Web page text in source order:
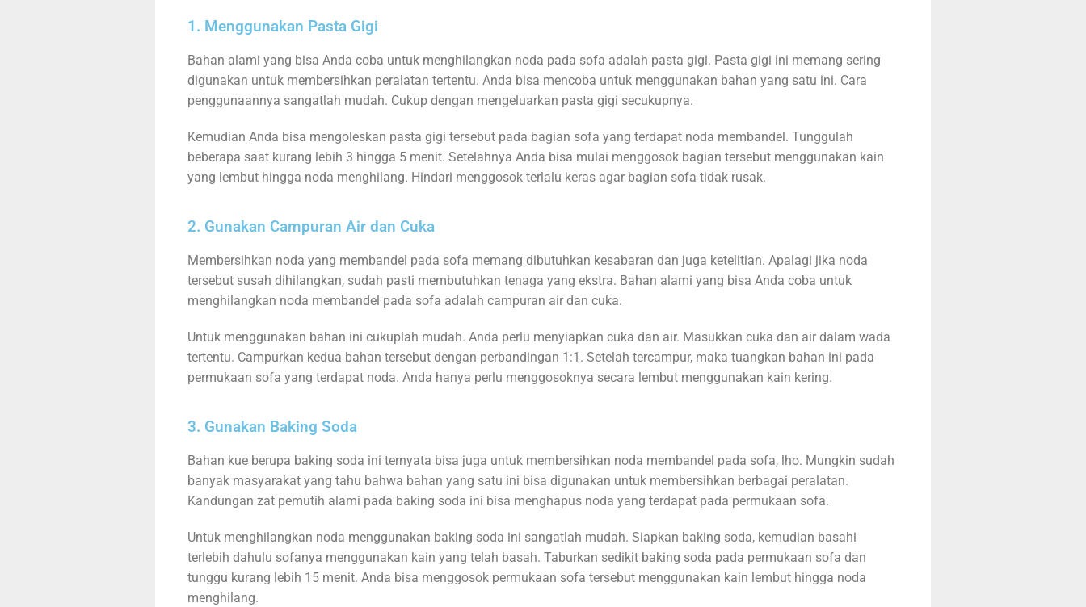
1. Menggunakan Pasta Gigi
Bahan alami yang bisa Anda coba untuk menghilangkan noda pada sofa adalah pasta gigi. Pasta gigi ini memang sering
digunakan untuk membersihkan peralatan tertentu. Anda bisa mencoba untuk menggunakan bahan yang satu ini. Cara
penggunaannya sangatlah mudah. Cukup dengan mengeluarkan pasta gigi secukupnya.
Kemudian Anda bisa mengoleskan pasta gigi tersebut pada bagian sofa yang terdapat noda membandel. Tunggulah
beberapa saat kurang lebih 3 hingga 5 menit. Setelahnya Anda bisa mulai menggosok bagian tersebut menggunakan kain
yang lembut hingga noda menghilang. Hindari menggosok terlalu keras agar bagian sofa tidak rusak.
2. Gunakan Campuran Air dan Cuka
Membersihkan noda yang membandel pada sofa memang dibutuhkan kesabaran dan juga ketelitian. Apalagi jika noda
tersebut susah dihilangkan, sudah pasti membutuhkan tenaga yang ekstra. Bahan alami yang bisa Anda coba untuk
menghilangkan noda membandel pada sofa adalah campuran air dan cuka.
Untuk menggunakan bahan ini cukuplah mudah. Anda perlu menyiapkan cuka dan air. Masukkan cuka dan air dalam wada
tertentu. Campurkan kedua bahan tersebut dengan perbandingan 1:1. Setelah tercampur, maka tuangkan bahan ini pada
permukaan sofa yang terdapat noda. Anda hanya perlu menggosoknya secara lembut menggunakan kain kering.
3. Gunakan Baking Soda
Bahan kue berupa baking soda ini ternyata bisa juga untuk membersihkan noda membandel pada sofa, lho. Mungkin sudah
banyak masyarakat yang tahu bahwa bahan yang satu ini bisa digunakan untuk membersihkan berbagai peralatan.
Kandungan zat pemutih alami pada baking soda ini bisa menghapus noda yang terdapat pada permukaan sofa.
Untuk menghilangkan noda menggunakan baking soda ini sangatlah mudah. Siapkan baking soda, kemudian basahi
terlebih dahulu sofanya menggunakan kain yang telah basah. Taburkan sedikit baking soda pada permukaan sofa dan
tunggu kurang lebih 15 menit. Anda bisa menggosok permukaan sofa tersebut menggunakan kain lembut hingga noda
menghilang.